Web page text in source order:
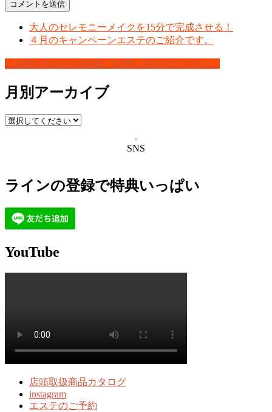
大人のセレモニーメイクを15分で完成させる！
４月のキャンペーンエステのご紹介です。
お問い合わせ お気軽にお問い合わせください。
月別アーカイブ
SNS
ラインの登録で特典いっぱい
YouTube
店頭取扱商品カタログ
instagram
エステのご予約